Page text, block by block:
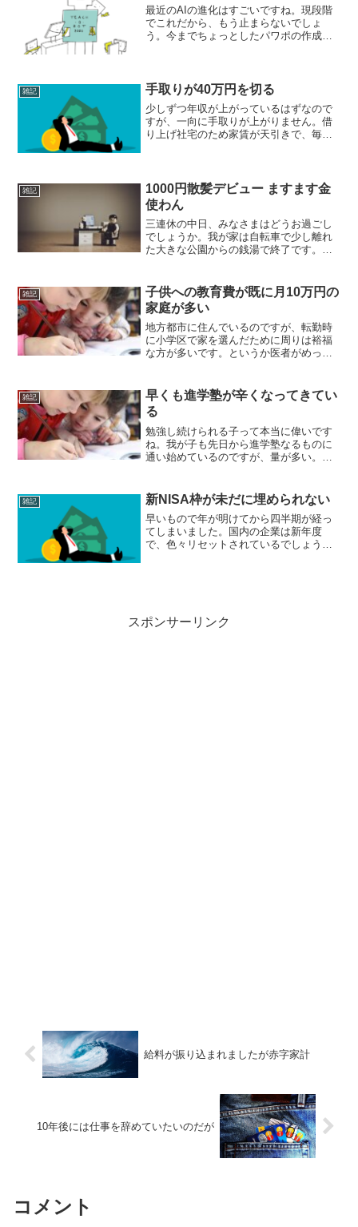
最近のAIの進化はすごいですね。現段階
でこれだから、もう止まらないでしょ
う。今までちょっとしたパワポの作成を
するので、意味ない...
雑記 手取りが40万円を切る
少しずつ年収が上がっているはずなので
すが、一向に手取りが上がりません。借
り上げ社宅のため家賃が天引きで、毎年
が、ここ数か月40...
雑記
1000円散髪デビュー ますます金
使わん
三連休の中日、みなさまはどうお過ごし
でしょうか。我が家は自転車で少し離れ
た大きな公園からの銭湯で終了です。出
で完結です。hachi子連れで外食すると、
メニューを頼んでか...
雑記
子供への教育費が既に月10万円の
家庭が多い
地方都市に住んでいるのですが、転勤時
に小学区で家を選んだために周りは裕福
な方が多いです。というか医者がめっち
し落ち着いてそろばんと運動系が一つ、
あと趣味レベルの英語とペ...
雑記
早くも進学塾が辛くなってきてい
る
勉強し続けられる子って本当に偉いです
ね。我が子も先日から進学塾なるものに
通い始めているのですが、量が多い。予
るのですが、授業の頭にあるミニテスト
みたいなのでミスが連発し始...
雑記 新NISA枠が未だに埋められない
早いもので年が明けてから四半期が経っ
てしまいました。国内の企業は新年度
で、色々リセットされているでしょう
スポンサーリンク
給料が振り込まれましたが赤字家計
10年後には仕事を辞めていたいのだが
コメント